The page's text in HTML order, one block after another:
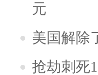
元
美国解除
抢劫刺死